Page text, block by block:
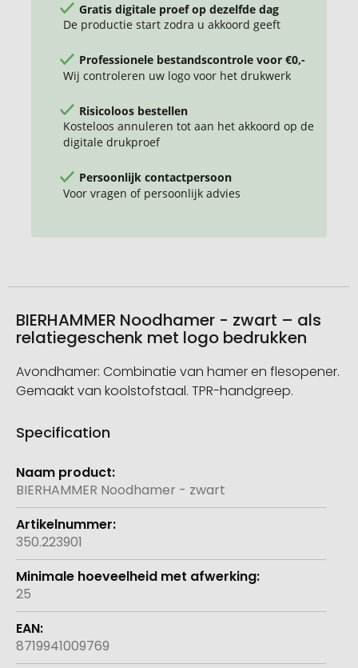
Gratis digitale proef op dezelfde dag
De productie start zodra u akkoord geeft
Professionele bestandscontrole voor €0,-
Wij controleren uw logo voor het drukwerk
Risicoloos bestellen
Kosteloos annuleren tot aan het akkoord op de
digitale drukproef
Persoonlijk contactpersoon
Voor vragen of persoonlijk advies
BIERHAMMER Noodhamer - zwart – als
relatiegeschenk met logo bedrukken
Avondhamer: Combinatie van hamer en flesopener.
Gemaakt van koolstofstaal. TPR-handgreep.
Specification
Meer
informatie
BIERHAMMER Noodhamer - zwart
350.223901
25
8719941009769